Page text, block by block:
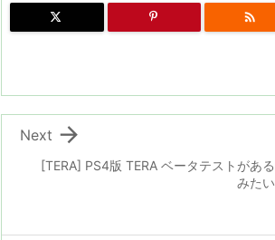

[TERA] PS4版 TERA ベータテストがある
みたい

Next